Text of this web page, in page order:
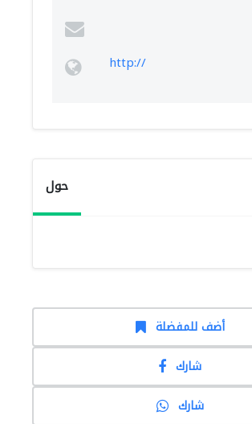
http://
حول
أضف للمفضلة
شارك
شارك